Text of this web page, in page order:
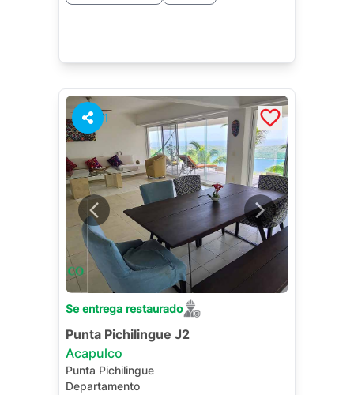
1
Se entrega restaurado
Punta Pichilingue J2
Acapulco
Punta Pichilingue
Departamento